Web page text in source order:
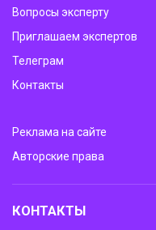
Вопросы эксперту
Приглашаем экспертов
Телеграм
Контакты
Реклама на сайте
Авторские права
КОНТАКТЫ